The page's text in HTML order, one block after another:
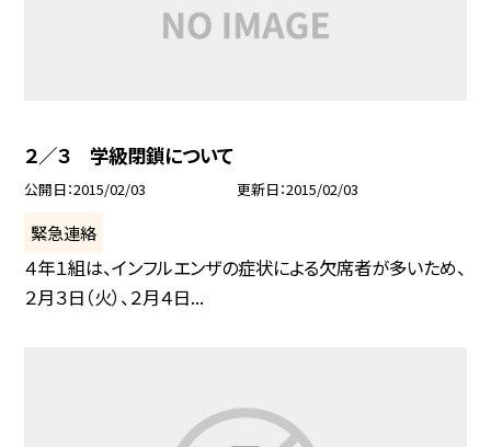
２／３ 学級閉鎖について
公開日 2015/02/03 更新日 2015/02/03
緊急連絡
４年１組は、インフルエンザの症状による欠席者が多いため、
２月３日（火）、２月４日...